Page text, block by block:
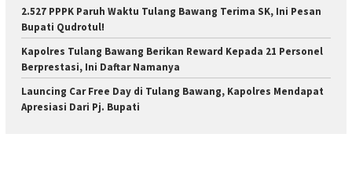
2.527 PPPK Paruh Waktu Tulang Bawang Terima SK, Ini Pesan
Bupati Qudrotul!
Kapolres Tulang Bawang Berikan Reward Kepada 21 Personel
Berprestasi, Ini Daftar Namanya
Launcing Car Free Day di Tulang Bawang, Kapolres Mendapat
Apresiasi Dari Pj. Bupati